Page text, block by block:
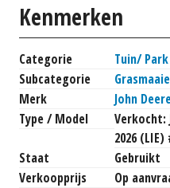
Kenmerken
Categorie
Tuin/
Subcategorie
Merk
John
Type / Model
Verkocht:
2026 (LIE)
Staat
Gebruikt
Verkoopprijs
Op